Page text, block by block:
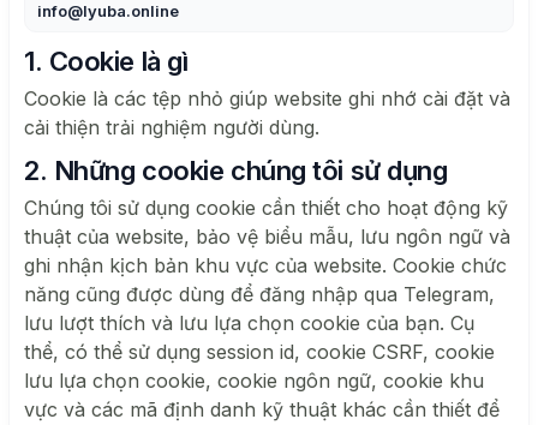
info@lyuba.online
1. Cookie là gì
Cookie là các tệp nhỏ giúp website ghi nhớ cài đặt và
cải thiện trải nghiệm người dùng.
2. Những cookie chúng tôi sử dụng
Chúng tôi sử dụng cookie cần thiết cho hoạt động kỹ
thuật của website, bảo vệ biểu mẫu, lưu ngôn ngữ và
ghi nhận kịch bản khu vực của website. Cookie chức
năng cũng được dùng để đăng nhập qua Telegram,
lưu lượt thích và lưu lựa chọn cookie của bạn. Cụ
thể, có thể sử dụng session id, cookie CSRF, cookie
lưu lựa chọn cookie, cookie ngôn ngữ, cookie khu
vực và các mã định danh kỹ thuật khác cần thiết để